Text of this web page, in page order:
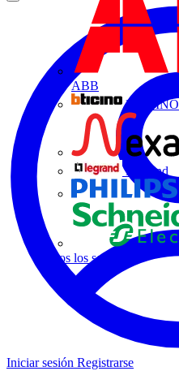
ABB
BTICINO
Legrand
Todos los socios
Iniciar sesión Registrarse